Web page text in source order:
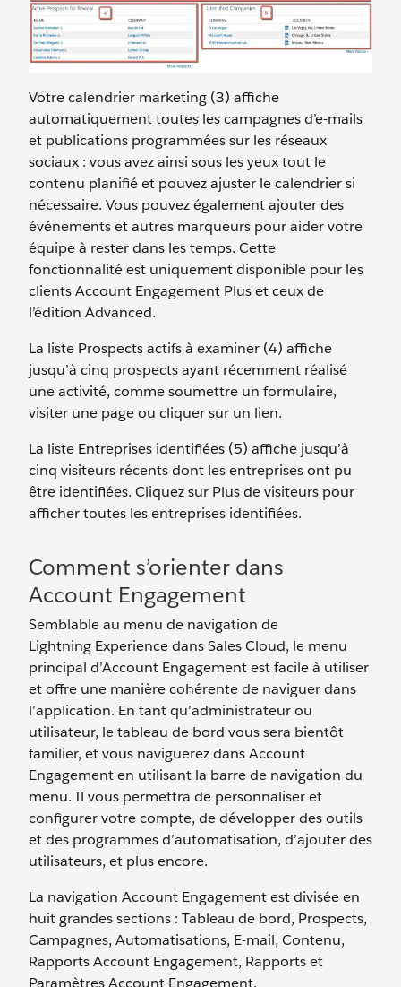
Votre calendrier marketing (3) affiche
automatiquement toutes les campagnes d’e-mails
et publications programmées sur les réseaux
sociaux : vous avez ainsi sous les yeux tout le
contenu planifié et pouvez ajuster le calendrier si
nécessaire. Vous pouvez également ajouter des
événements et autres marqueurs pour aider votre
équipe à rester dans les temps. Cette
fonctionnalité est uniquement disponible pour les
clients Account Engagement Plus et ceux de
l’édition Advanced.
La liste Prospects actifs à examiner (4) affiche
jusqu’à cinq prospects ayant récemment réalisé
une activité, comme soumettre un formulaire,
visiter une page ou cliquer sur un lien.
La liste Entreprises identifiées (5) affiche jusqu’à
cinq visiteurs récents dont les entreprises ont pu
être identifiées. Cliquez sur Plus de visiteurs pour
afficher toutes les entreprises identifiées.
Comment s’orienter dans
Account Engagement
Semblable au menu de navigation de
Lightning Experience dans Sales Cloud, le menu
principal d’Account Engagement est facile à utiliser
et offre une manière cohérente de naviguer dans
l’application. En tant qu’administrateur ou
utilisateur, le tableau de bord vous sera bientôt
familier, et vous naviguerez dans Account
Engagement en utilisant la barre de navigation du
menu. Il vous permettra de personnaliser et
configurer votre compte, de développer des outils
et des programmes d’automatisation, d’ajouter des
utilisateurs, et plus encore.
La navigation Account Engagement est divisée en
huit grandes sections : Tableau de bord, Prospects,
Campagnes, Automatisations, E-mail, Contenu,
Rapports Account Engagement, Rapports et